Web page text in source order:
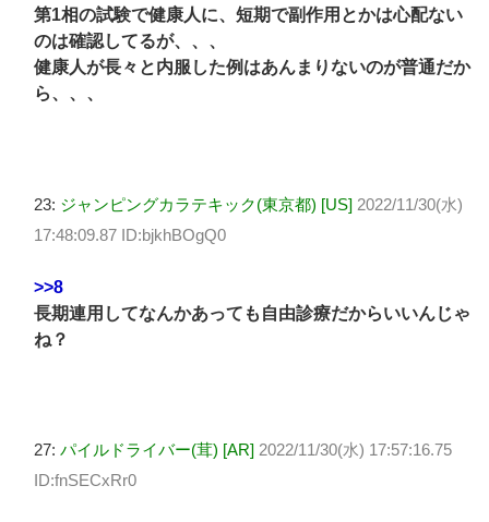
第1相の試験で健康人に、短期で副作用とかは心配ない
のは確認してるが、、、
健康人が長々と内服した例はあんまりないのが普通だか
ら、、、
23: ジャンピングカラテキック(東京都) [US] 2022/11/30(水)
17:48:09.87 ID:bjkhBOgQ0
>>8
長期連用してなんかあっても自由診療だからいいんじゃ
ね？
27: パイルドライバー(茸) [AR] 2022/11/30(水) 17:57:16.75
ID:fnSECxRr0